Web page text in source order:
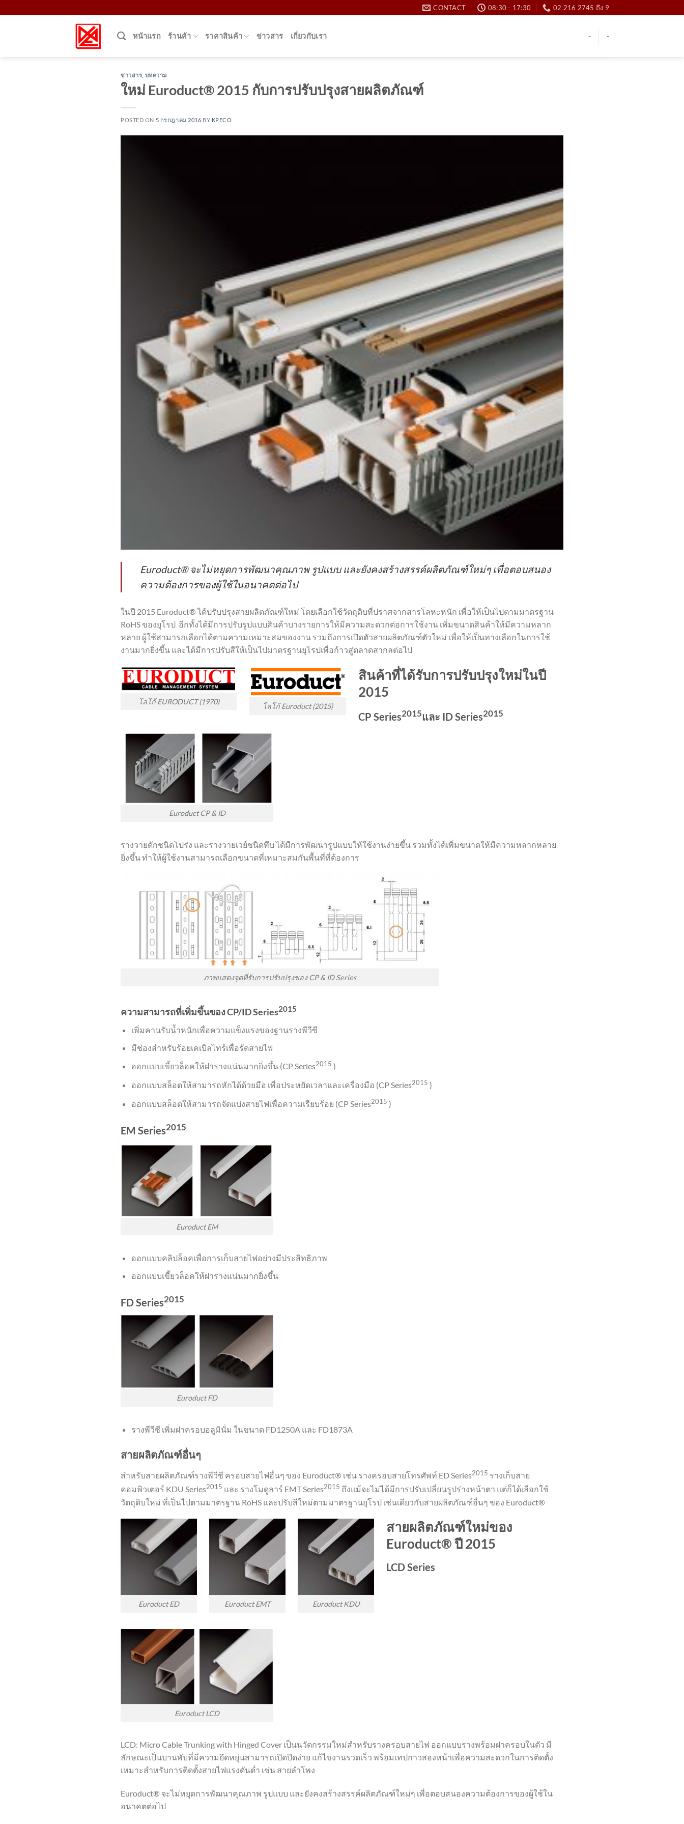
to
CONTACT 08:30 - 17:30 02 216 2745 ถึง 9
หน้าแรก ร้านค้า ราคาสินค้า ข่าวสาร เกี่ยวกับเรา - -
ข่าวสาร บทความ
ใหม่ Euroduct® 2015 กับการปรับปรุงสายผลิตภัณฑ์
POSTED ON 5 กรกฎาคม 2016 BY KPECO
Euroduct® จะไม่หยุดการพัฒนาคุณภาพ รูปแบบ และยังคงสร้างสรรค์ผลิตภัณฑ์ใหม่ๆ เพื่อตอบสนอง
ความต้องการของผู้ใช้ในอนาคตต่อไป
ในปี 2015 Euroduct® ได้ปรับปรุงสายผลิตภัณฑ์ใหม่ โดยเลือกใช้วัตถุดิบที่ปราศจากสารโลหะหนัก เพื่อให้เป็นไปตามมาตรฐาน
RoHS ของยุโรป อีกทั้งได้มีการปรับรูปแบบสินค้าบางรายการให้มีความสะดวกต่อการใช้งาน เพิ่มขนาดสินค้าให้มีความหลาก
หลาย ผู้ใช้สามารถเลือกได้ตามความเหมาะสมของงาน รวมถึงการเปิดตัวสายผลิตภัณฑ์ตัวใหม่ เพื่อให้เป็นทางเลือกในการใช้
งานมากยิ่งขึ้น และได้มีการปรับสีให้เป็นไปมาตรฐานยุโรปเพื่อก้าวสู่ตลาดสากลต่อไป
โลโก้ EURODUCT (1970)
โลโก้ Euroduct (2015)
สินค้าที่ได้รับการปรับปรุงใหม่ในปี
2015
CP Series2015และ ID Series2015
Euroduct CP & ID
รางวายดักชนิดโปร่ง และรางวายเวย์ชนิดทึบ ได้มีการพัฒนารูปแบบให้ใช้งานง่ายขึ้น รวมทั้งได้เพิ่มขนาดให้มีความหลากหลาย
ยิ่งขึ้น ทำให้ผู้ใช้งานสามารถเลือกขนาดที่เหมาะสมกันพื้นที่ที่ต้องการ
ภาพแสดงจุดที่รับการปรับปรุงของ CP & ID Series
ความสามารถที่เพิ่มขึ้นของ CP/ID Series2015
เพิ่มคานรับน้ำหนักเพื่อความแข็งแรงของฐานรางพีวีซี
มีช่องสำหรับร้อยเคเบิลไทร์เพื่อรัดสายไฟ
ออกแบบเขี้ยวล็อคให้ฝารางแน่นมากยิ่งขึ้น (CP Series2015 )
ออกแบบสล็อตให้สามารถหักได้ด้วยมือ เพื่อประหยัดเวลาและเครื่องมือ (CP Series2015 )
ออกแบบสล็อตให้สามารถจัดแบ่งสายไฟเพื่อความเรียบร้อย (CP Series2015 )
EM Series2015
Euroduct EM
ออกแบบคลิปล็อคเพื่อการเก็บสายไฟอย่างมีประสิทธิภาพ
ออกแบบเขี้ยวล็อคให้ฝารางแน่นมากยิ่งขึ้น
FD Series2015
Euroduct FD
รางพีวีซี เพิ่มฝาครอบอลูมินั่ม ในขนาด FD1250A และ FD1873A
สายผลิตภัณฑ์อื่นๆ
สำหรับสายผลิตภัณฑ์รางพีวีซี ครอบสายไฟอื่นๆ ของ Euroduct® เช่น รางครอบสายโทรศัพท์ ED Series2015 รางเก็บสาย
คอมพิวเตอร์ KDU Series2015 และ รางโมดูลาร์ EMT Series2015 ถึงแม้จะไม่ได้มีการปรับเปลี่ยนรูปร่างหน้าตา แต่ก็ได้เลือกใช้
วัตถุดิบใหม่ ที่เป็นไปตามมาตรฐาน RoHS และปรับสีใหม่ตามมาตรฐานยุโรป เช่นเดียวกับสายผลิตภัณฑ์อื่นๆ ของ Euroduct®
Euroduct ED Euroduct EMT Euroduct KDU
สายผลิตภัณฑ์ใหม่ของ
Euroduct® ปี 2015
LCD Series
Euroduct LCD
LCD: Micro Cable Trunking with Hinged Cover เป็นนวัตกรรมใหม่สำหรับรางครอบสายไฟ ออกแบบรางพร้อมฝาครอบในตัว มี
ลักษณะเป็นบานพับที่มีความยึดหยุ่นสามารถเปิดปิดง่าย แก้ไขงานรวดเร็ว พร้อมเทปกาวสองหน้าเพื่อความสะดวกในการติดตั้ง
เหมาะสำหรับการติดตั้งสายไฟแรงดันต่ำ เช่น สายลำโพง
Euroduct® จะไม่หยุดการพัฒนาคุณภาพ รูปแบบ และยังคงสร้างสรรค์ผลิตภัณฑ์ใหม่ๆ เพื่อตอบสนองความต้องการของผู้ใช้ใน
อนาคตต่อไป